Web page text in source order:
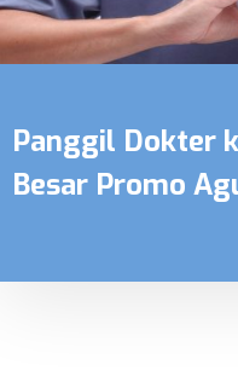
Panggil Dokter
Besar Promo